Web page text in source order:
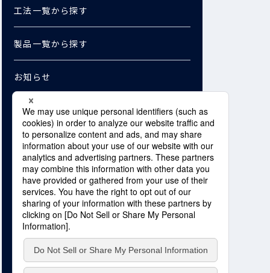
Copyright © SHO-BOND Corporation. /
SHO-BOND MATERIAL Co., Ltd. All Rights Reserved.
工法一覧から探す
製品一覧から探す
お知らせ
お問い合わせ
資料ダウンロード
プライバシーポリシー